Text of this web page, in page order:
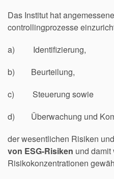
Das Institut hat
controllingprozesse
a) Identifizierung,
b) Beurteilung,
c) Steuerung sowie
d) Überwachung und
der wesentlichen Risiken und
von ESG-Risiken und damit
Risikokonzentrationen